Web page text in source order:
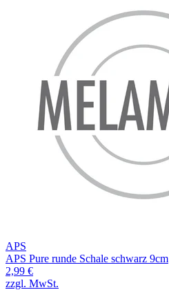
APS
APS Pure runde Schale schwarz 9cm
2,99 €
zzgl. MwSt.